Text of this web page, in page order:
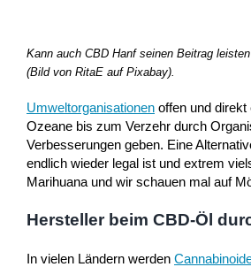
Kann auch CBD Hanf seinen Beitrag
(Bild von RitaE auf Pixabay).
Umweltorganisationen offen und
Ozeane bis zum Verzehr durch
Verbesserungen geben. Eine
endlich wieder legal ist und extrem
Marihuana und wir schauen mal auf
Hersteller beim CBD-Öl
In vielen Ländern werden